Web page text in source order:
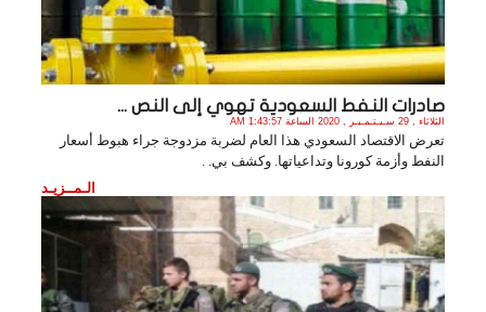
صادرات النفط السعودية تهوي إلى النص ...
الثلاثاء , 29 سـبـتـمـبـر , 2020 الساعة 1:43:57 AM
تعرض الاقتصاد السعودي هذا العام لضربة مزدوجة جراء هبوط أسعار
النفط وأزمة كورونا وتداعياتها. وكشف بي. .
الـمــزيـد